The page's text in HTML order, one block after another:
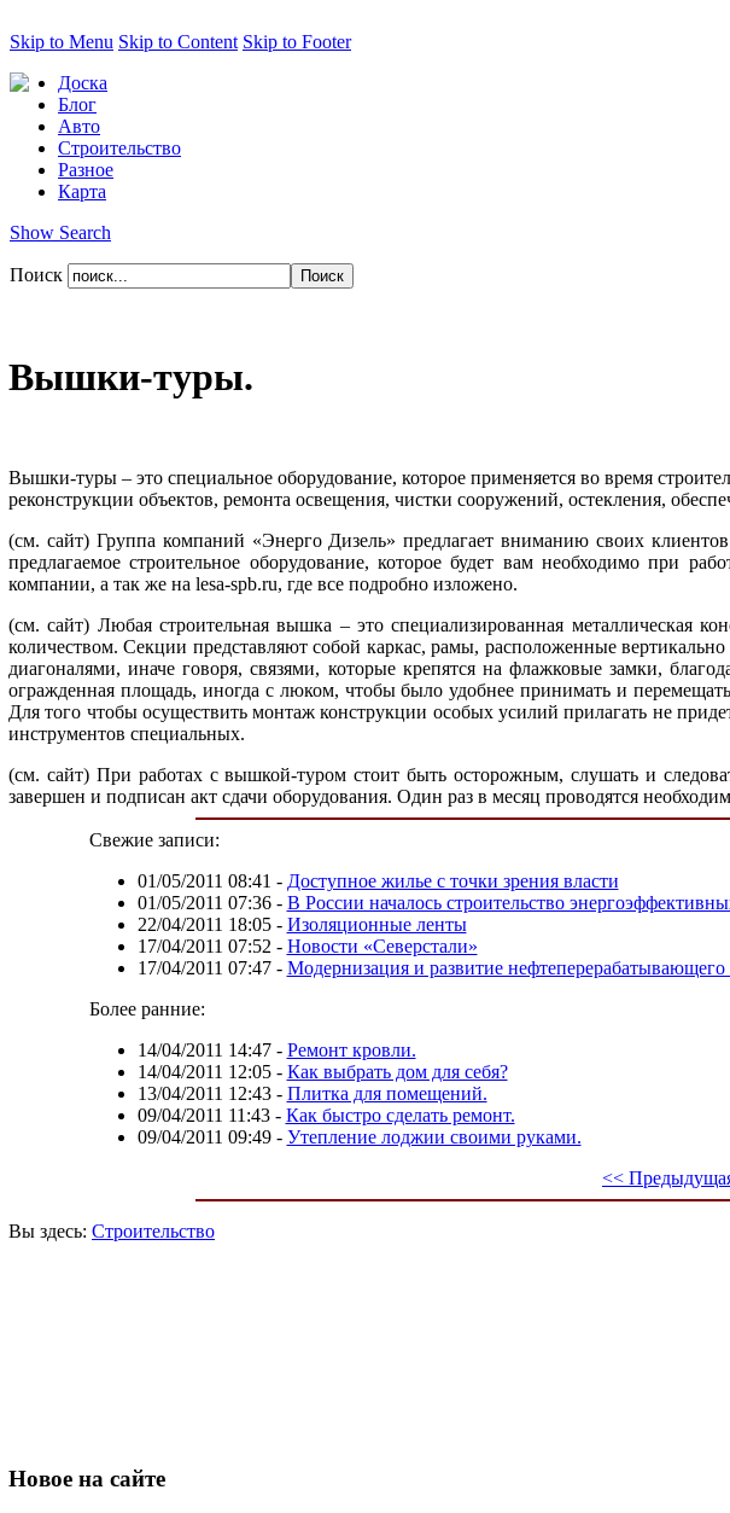
Skip to Menu Skip to Content Skip to Footer
Доска
Блог
Авто
Строительство
Разное
Карта
Show Search
Поиск
Вышки-туры.
Вышки-туры – это специальное оборудование, которое применяется во время
реконструкции объектов, ремонта освещения, чистки сооружений, остекления,
(см. сайт)Группа компаний «Энерго Дизель» предлагает вниманию своих клиентов
предлагаемое строительное оборудование, которое будет вам необходимо при
компании, а так же на lesa-spb.ru, где все подробно изложено.
(см. сайт) Любая строительная вышка – это специализированная металлическая
количеством. Секции представляют собой каркас, рамы, расположенные
диагоналями, иначе говоря, связями, которые крепятся на флажковые замки,
огражденная площадь, иногда с люком, чтобы было удобнее принимать и
Для того чтобы осуществить монтаж конструкции особых усилий прилагать не
инструментов специальных.
(см. сайт)При работах с вышкой-туром стоит быть осторожным, слушать и
завершен и подписан акт сдачи оборудования. Один раз в месяц проводятся
Свежие записи:
01/05/2011 08:41 - Доступное жилье с точки зрения власти
01/05/2011 07:36- В России началось строительство
22/04/2011 18:05- Изоляционные ленты
17/04/2011 07:52 - Новости «Северстали»
17/04/2011 07:47- Модернизация и развитие
Более ранние:
14/04/2011 14:47- Ремонт кровли.
14/04/2011 12:05- Как выбрать дом для себя?
13/04/2011 12:43- Плитка для помещений.
09/04/2011 11:43- Как быстро сделать ремонт.
09/04/2011 09:49- Утепление лоджии своими руками.
<<
Вы здесь: Строительство
Новое на сайте